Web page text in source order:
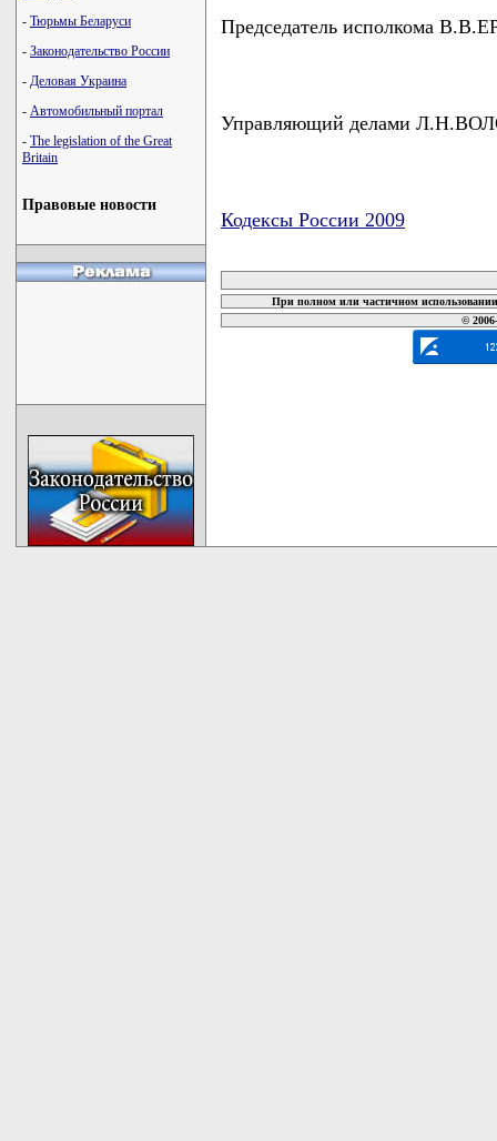
- Тюрьмы Беларуси
- Законодательство России
- Деловая Украина
- Автомобильный портал
- The legislation of the Great
Britain
Правовые новости
Председатель исполкома
Управляющий делами
Кодексы России 2009
При полном или частичном
©